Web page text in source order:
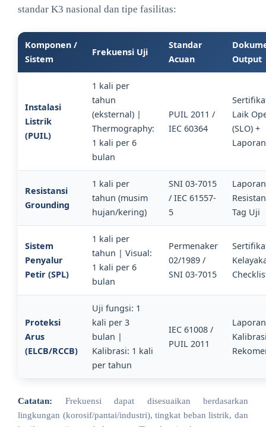
standar K3 nasional dan tipe fasilitas:
Komponen /
Sistem
Frekuensi Uji
Standar
Acuan
Output
Instalasi
Listrik
(PUIL)
1 kali per
tahun
(eksternal) |
Thermography:
1 kali per 6
bulan
PUIL 2011 /
IEC 60364
Laik
(SLO) +
Laporan
Resistansi
Grounding
1 kali per
tahun (musim
hujan/kering)
SNI 03-7015
/ IEC 61557-
5
Laporan
Tag Uji
Sistem
Penyalur
Petir (SPL)
1 kali per
tahun | Visual:
1 kali per 6
bulan
Permenaker
02/1989 /
SNI 03-7015
Proteksi
Arus
(ELCB/RCCB)
Uji fungsi: 1
kali per 3
bulan |
Kalibrasi: 1 kali
per tahun
IEC 61008 /
PUIL 2011
Laporan
Catatan: Frekuensi dapat disesuaikan berdasarkan
lingkungan (korosif/pantai/industri), tingkat beban listrik, dan